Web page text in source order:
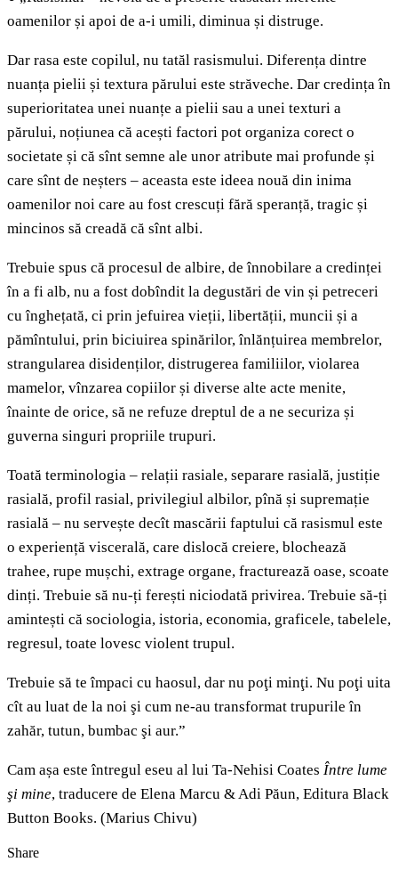
oamenilor și apoi de a-i umili, diminua și distruge.
Dar rasa este copilul, nu tatăl rasismului. Diferența dintre
nuanța pielii și textura părului este străveche. Dar credința în
superioritatea unei nuanțe a pielii sau a unei texturi a
părului, noțiunea că acești factori pot organiza corect o
societate și că sînt semne ale unor atribute mai profunde și
care sînt de neșters – aceasta este ideea nouă din inima
oamenilor noi care au fost crescuți fără speranță, tragic și
mincinos să creadă că sînt albi.
Trebuie spus că procesul de albire, de înnobilare a credinței
în a fi alb, nu a fost dobîndit la degustări de vin și petreceri
cu înghețată, ci prin jefuirea vieții, libertății, muncii și a
pămîntului, prin biciuirea spinărilor, înlănțuirea membrelor,
strangularea disidenților, distrugerea familiilor, violarea
mamelor, vînzarea copiilor și diverse alte acte menite,
înainte de orice, să ne refuze dreptul de a ne securiza și
guverna singuri propriile trupuri.
Toată terminologia – relații rasiale, separare rasială, justiție
rasială, profil rasial, privilegiul albilor, pînă și supremație
rasială – nu servește decît mascării faptului că rasismul este
o experiență viscerală, care dislocă creiere, blochează
trahee, rupe mușchi, extrage organe, fracturează oase, scoate
dinți. Trebuie să nu-ți ferești niciodată privirea. Trebuie să-ți
amintești că sociologia, istoria, economia, graficele, tabelele,
regresul, toate lovesc violent trupul.
Trebuie să te împaci cu haosul, dar nu poţi minţi. Nu poţi uita
cît au luat de la noi şi cum ne-au transformat trupurile în
zahăr, tutun, bumbac şi aur.”
Cam așa este întregul eseu al lui Ta-Nehisi Coates Între lume
şi mine, traducere de Elena Marcu & Adi Păun, Editura Black
Button Books. (Marius Chivu)
Share